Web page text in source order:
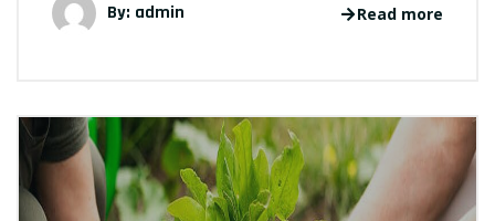
By: admin Read more